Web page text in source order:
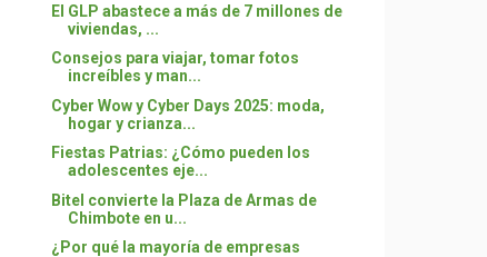
El GLP abastece a más de 7 millones de
viviendas, ...
Consejos para viajar, tomar fotos
increíbles y man...
Cyber Wow y Cyber Days 2025: moda,
hogar y crianza...
Fiestas Patrias: ¿Cómo pueden los
adolescentes eje...
Bitel convierte la Plaza de Armas de
Chimbote en u...
¿Por qué la mayoría de empresas